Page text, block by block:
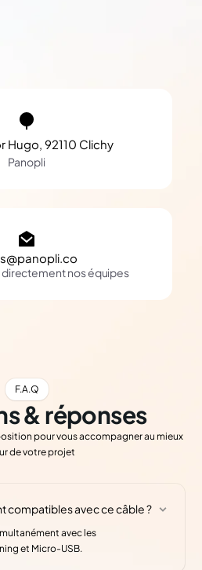
Hugo, 92110 Clichy
Panopli
nos équipes
F.A.Q
& réponses
pour vous accompagner au mieux
de votre projet
compatibles avec ce câble ?
avec les
et Micro-USB.